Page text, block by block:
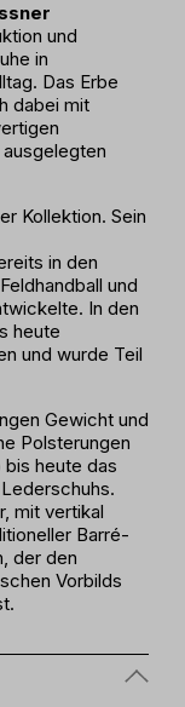
und
in
Das Erbe
dabei mit
Kollektion. Sein
in den
und
In den
heute
und wurde Teil
Gewicht und
Polsterungen
heute das
mit vertikal
Barré-
der den
Vorbilds